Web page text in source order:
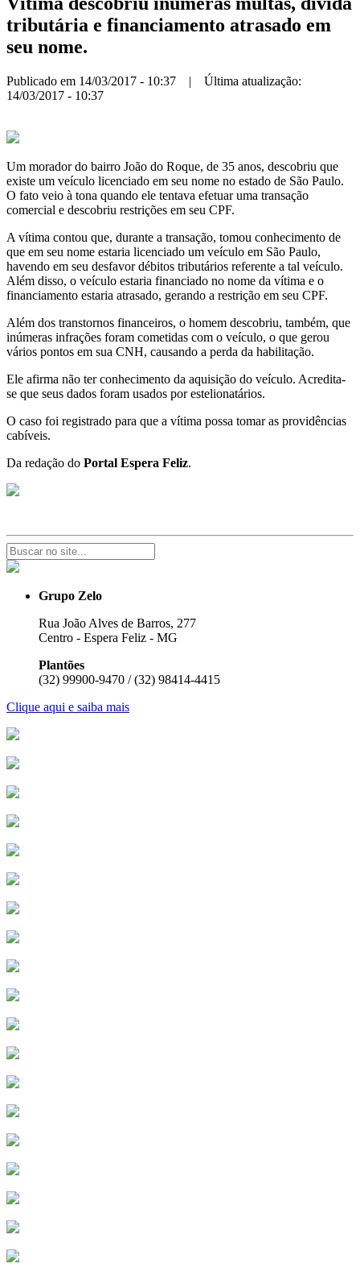
tributária e financiamento atrasado em
seu nome.
Publicado em 14/03/2017 - 10:37 | Última atualização:
14/03/2017 - 10:37
Um morador do bairro João do Roque, de 35 anos, descobriu que
existe um veículo licenciado em seu nome no estado de São Paulo.
O fato veio à tona quando ele tentava efetuar uma transação
comercial e descobriu restrições em seu CPF.
A vítima contou que, durante a transação, tomou conhecimento de
que em seu nome estaria licenciado um veículo em São Paulo,
havendo em seu desfavor débitos tributários referente a tal veículo.
Além disso, o veículo estaria financiado no nome da vítima e o
financiamento estaria atrasado, gerando a restrição em seu CPF.
Além dos transtornos financeiros, o homem descobriu, também, que
inúmeras infrações foram cometidas com o veículo, o que gerou
vários pontos em sua CNH, causando a perda da habilitação.
Ele afirma não ter conhecimento da aquisição do veículo. Acredita-
se que seus dados foram usados por estelionatários.
O caso foi registrado para que a vítima possa tomar as providências
cabíveis.
Da redação do Portal Espera Feliz.
Grupo Zelo
Rua João Alves de Barros, 277
Centro - Espera Feliz - MG
Plantões
(32) 99900-9470 / (32) 98414-4415
Clique aqui e saiba mais